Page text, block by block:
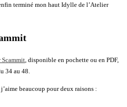
terminé mon haut Idylle de l’Atelier
Scammit, disponible en pochette ou en PDF,
34 au 48.
beaucoup pour deux raisons :